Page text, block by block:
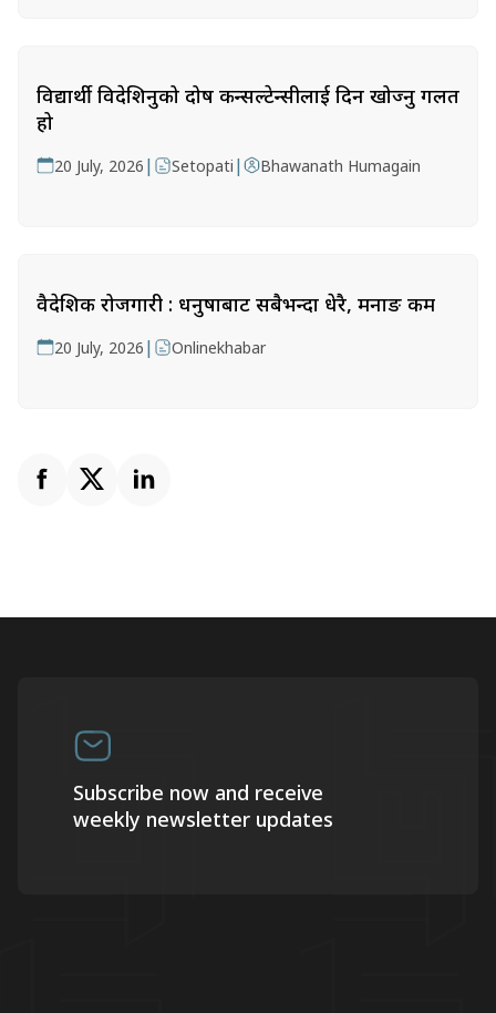
विद्यार्थी विदेशिनुको दोष कन्सल्टेन्सीलाई दिन खोज्नु गलत
हो
20 July, 2026 | Setopati | Bhawanath Humagain
वैदेशिक रोजगारी : धनुषाबाट सबैभन्दा धेरै, मनाङ कम
20 July, 2026 | Onlinekhabar
Subscribe now and receive
weekly newsletter updates